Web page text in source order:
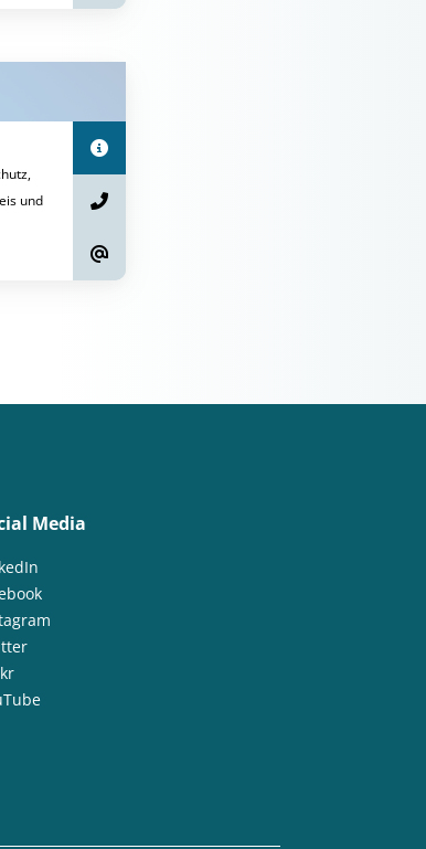
und
Media